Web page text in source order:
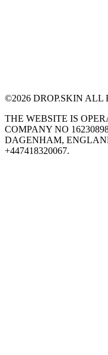
©2026 DROP.SKIN ALL
THE WEBSITE IS
COMPANY NO
DAGENHAM,
+447418320067.